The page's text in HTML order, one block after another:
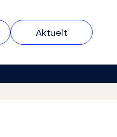
Aktuelt